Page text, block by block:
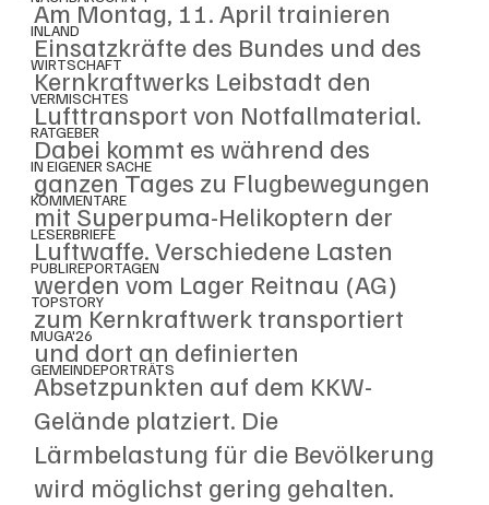
INLAND
WIRTSCHAFT
VERMISCHTES
RATGEBER
IN EIGENER SACHE
KOMMENTARE
LESERBRIEFE
PUBLIREPORTAGEN
TOPSTORY
MUGA'26
GEMEINDEPORTRÄTS
Am Montag, 11. April trainieren
Einsatzkräfte des Bundes und des
Kernkraftwerks Leibstadt den
Lufttransport von Notfallmaterial.
Dabei kommt es während des
ganzen Tages zu Flugbewegungen
mit Superpuma-Helikoptern der
Luftwaffe. Verschiedene Lasten
werden vom Lager Reitnau (AG)
zum Kernkraftwerk transportiert
und dort an definierten
Absetzpunkten auf dem KKW-
Gelände platziert. Die
Lärmbelastung für die Bevölkerung
wird möglichst gering gehalten.